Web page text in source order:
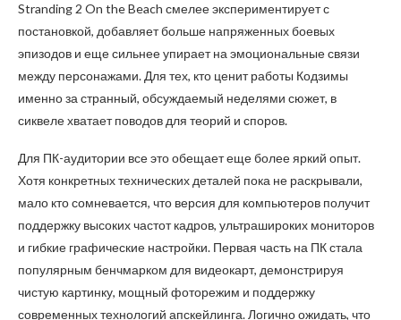
Stranding 2 On the Beach смелее экспериментирует с
постановкой, добавляет больше напряженных боевых
эпизодов и еще сильнее упирает на эмоциональные связи
между персонажами. Для тех, кто ценит работы Кодзимы
именно за странный, обсуждаемый неделями сюжет, в
сиквеле хватает поводов для теорий и споров.
Для ПК-аудитории все это обещает еще более яркий опыт.
Хотя конкретных технических деталей пока не раскрывали,
мало кто сомневается, что версия для компьютеров получит
поддержку высоких частот кадров, ультрашироких мониторов
и гибкие графические настройки. Первая часть на ПК стала
популярным бенчмарком для видеокарт, демонстрируя
чистую картинку, мощный фоторежим и поддержку
современных технологий апскейлинга. Логично ожидать, что